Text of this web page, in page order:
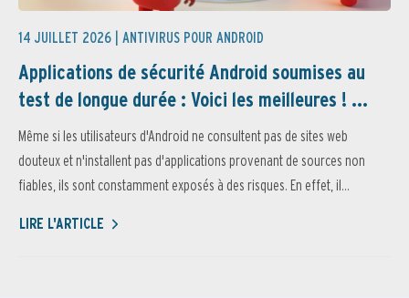
14 JUILLET 2026 | ANTIVIRUS POUR ANDROID
Applications de sécurité Android soumises au
test de longue durée : Voici les meilleures ! ...
Même si les utilisateurs d'Android ne consultent pas de sites web
douteux et n'installent pas d'applications provenant de sources non
fiables, ils sont constamment exposés à des risques. En effet, il...
LIRE L'ARTICLE